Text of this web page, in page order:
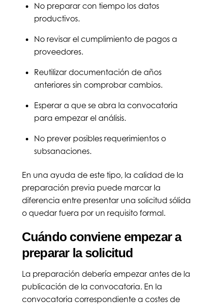
No preparar con tiempo los datos
productivos.
No revisar el cumplimiento de pagos a
proveedores.
Reutilizar documentación de años
anteriores sin comprobar cambios.
Esperar a que se abra la convocatoria
para empezar el análisis.
No prever posibles requerimientos o
subsanaciones.
En una ayuda de este tipo, la calidad de la
preparación previa puede marcar la
diferencia entre presentar una solicitud sólida
o quedar fuera por un requisito formal.
Cuándo conviene empezar a
preparar la solicitud
La preparación debería empezar antes de la
publicación de la convocatoria. En la
convocatoria correspondiente a costes de